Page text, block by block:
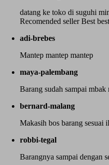
datang ke toko di suguhi
Recomended seller Best
adi-brebes
Mantep mantep mantep
maya-palembang
Barang sudah sampai mbak
bernard-malang
Makasih bos barang sesuai
robbi-tegal
Barangnya sampai dengan